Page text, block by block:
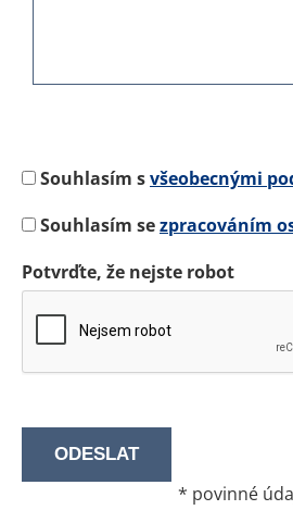
Souhlasím svšeobecnými
Souhlasím sezpracováním
Potvrďte, že nejste robot
* povinné